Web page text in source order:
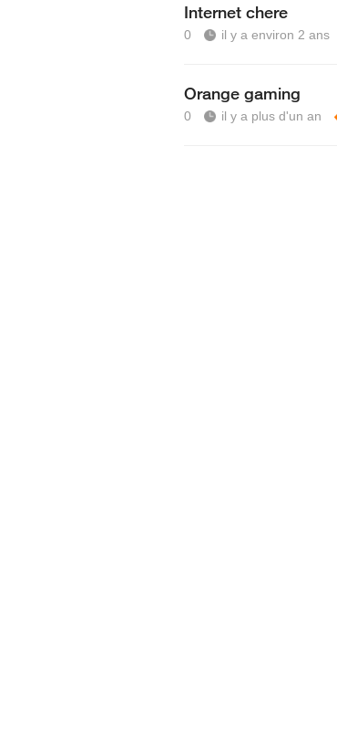
Internet chere
0 il y a environ 2 ans
Orange gaming
0 il y a plus d'un an